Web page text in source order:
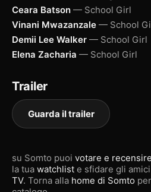
Ceara Batson — School Girl
Vinani Mwazanzale — School
Demii Lee Walker — School Girl
Elena Zacharia — School Girl
Trailer
Guarda il trailer
su Somto puoi votare e
la tua watchlist e sfidare gli
TV. Torna alla home di Somto